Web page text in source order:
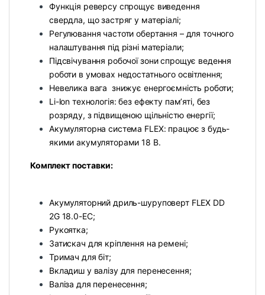
Функція реверсу спрощує виведення
свердла, що застряг у матеріалі;
Регулювання частоти обертання – для точного
налаштування під різні матеріали;
Підсвічування робочої зони спрощує ведення
роботи в умовах недостатнього освітлення;
Невелика вага знижує енергоємність роботи;
Li-lon технологія: без ефекту пам’яті, без
розряду, з підвищеною щільністю енергії;
Акумуляторна система FLEX: працює з будь-
якими акумуляторами 18 В.
Комплект поставки:
Акумуляторний дриль-шуруповерт FLEX DD
2G 18.0-EC;
Рукоятка;
Затискач для кріплення на ремені;
Тримач для біт;
Вкладиш у валізу для перенесення;
Валіза для перенесення;